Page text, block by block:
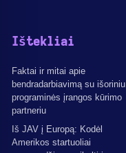
Ištekliai
Faktai ir mitai apie
bendradarbiavimą su išoriniu
programinės įrangos kūrimo
partneriu
Iš JAV į Europą: Kodėl
Amerikos startuoliai